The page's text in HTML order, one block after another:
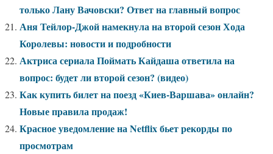
только Лану Вачовски? Ответ на главный вопрос
Аня Тейлор-Джой намекнула на второй сезон Хода
Королевы: новости и подробности
Актриса сериала Поймать Кайдаша ответила на
вопрос: будет ли второй сезон? (видео)
Как купить билет на поезд «Киев-Варшава» онлайн?
Новые правила продаж!
Красное уведомление на Netflix бьет рекорды по
просмотрам